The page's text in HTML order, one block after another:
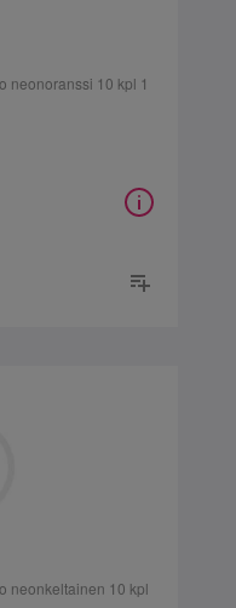
neonoranssi 10 kpl 1
neonkeltainen 10 kpl